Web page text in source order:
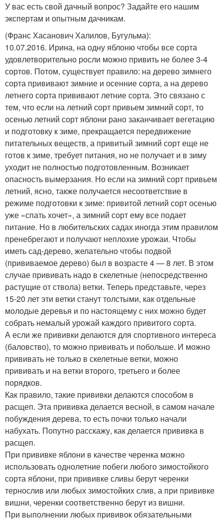
У вас есть свой дачный вопрос? Задайте его нашим
экспертам и опытным дачникам.
(Франс Хасанович Халилов, Бугульма):
10.07.2016. Ирина, на одну яблоню чтобы все сорта
удовлетворительно росли можно привить не более 3-4
сортов. Потом, существует правило: на дерево зимнего
сорта прививают зимние и осенние сорта, а на дерево
летнего сорта прививают летние сорта. Это связано с
тем, что если на летний сорт привьем зимний сорт, то
осенью летний сорт яблони рано заканчивает вегетацию
и подготовку к зиме, прекращается передвижение
питательных веществ, а привитый зимний сорт еще не
готов к зиме, требует питания, но не получает и в зиму
уходит не полностью подготовленным. Возникает
опасность вымерзания. Но если на зимний сорт привьем
летний, ясно, также получается несоответствие в
режиме подготовки к зиме: привитой летний сорт осенью
уже «спать хочет», а зимний сорт ему все подает
питание. Но в любительских садах иногда этим правилом
пренебрегают и получают неплохие урожаи. Чтобы
иметь сад-дерево, желательно чтобы подвой
(прививаемое дерево) был в возрасте 4 — 8 лет. В этом
случае прививать надо в скелетные (непосредственно
растущие от ствола) ветки. Теперь представьте, через
15-20 лет эти ветки станут толстыми, как отдельные
молодые деревья и по настоящему с них можно будет
собрать немалый урожай каждого привитого сорта.
А если же прививки делаются для спортивного интереса
(баловство), то можно прививать и побольше. И можно
прививать не только в скелетные ветки, можно
прививать и на ветки второго, третьего и более
порядков.
Как правило, такие прививки делаются способом в
расщеп. Эта прививка делается весной, в самом начале
побуждения дерева, то есть почки только начали
набухать. Попутно расскажу, как делается прививка в
расщеп.
При прививке яблони в качестве черенка можно
использовать однолетние побеги любого зимостойкого
сорта яблони, при прививке сливы берут черенки
тернослив или любых зимостойких слив, а при прививке
вишни, черенки соответственно берут из вишни.
При выполнении любых прививок обязательными